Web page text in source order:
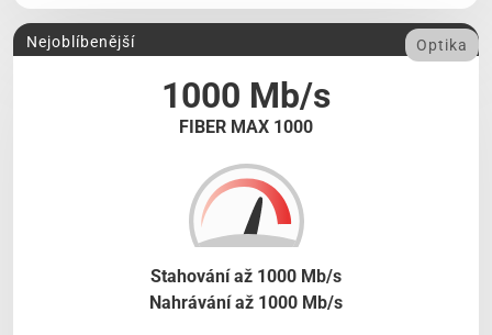
1000 Mb/s
FIBER MAX 1000
Nejoblíbenější Optika
Stahování až 1000 Mb/s
Nahrávání až 1000 Mb/s